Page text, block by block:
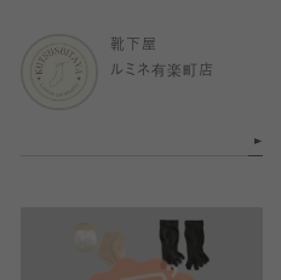
靴下屋
ルミネ有楽町店